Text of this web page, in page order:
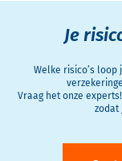
Je
Welke risico’s loop
Vraag het onze
zodat